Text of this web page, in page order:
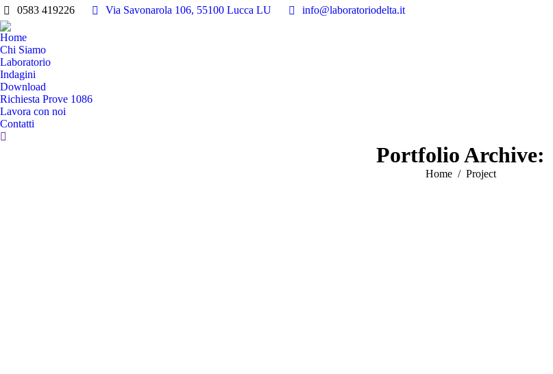
0583 419226 Via Savonarola 106, 55100 Lucca LU info@laboratoriodelta.it
Home
Chi Siamo
Laboratorio
Indagini
Download
Richiesta Prove 1086
Lavora con noi
Contatti
Portfolio Archive:
Tu sei qui:
Home Project